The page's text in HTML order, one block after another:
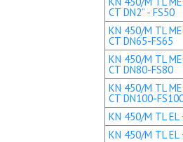
CT DN2” - FS50
KN 450/M TL
CT DN65-FS65
KN 450/M TL
CT DN80-FS80
KN 450/M TL
CT DN100-
KN 450/M TL EL
KN 450/M TL EL